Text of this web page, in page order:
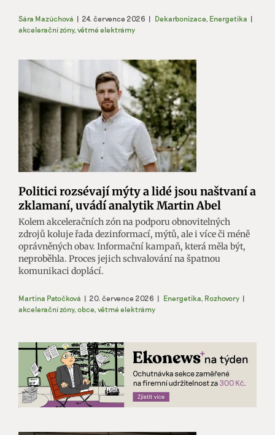
Sára Mazúchová | 24. července 2026 | Dekarbonizace Energetika |
akcelerační zóny, větrné elektrárny
Politici rozsévají mýty a lidé jsou naštvaní a
zklamaní, uvádí analytik Martin Abel
Kolem akceleračních zón na podporu obnovitelných
zdrojů koluje řada dezinformací, mýtů, ale i více či méně
oprávněných obav. Informační kampaň, která měla být,
neproběhla. Proces jejich schvalování na špatnou
komunikaci doplácí.
Martina Patočková | 20. července 2026 | Energetika Rozhovory |
akcelerační zóny, obce větrné elektrárny